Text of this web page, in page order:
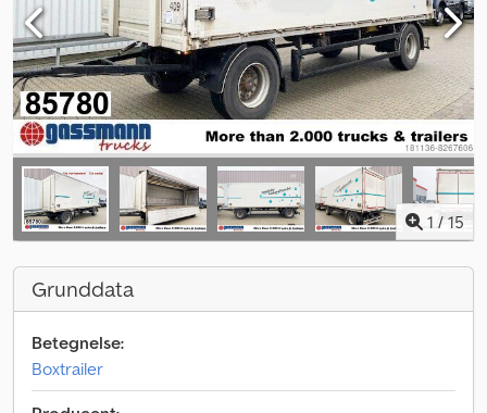
1 /15
Grunddata
Betegnelse:
Boxtrailer